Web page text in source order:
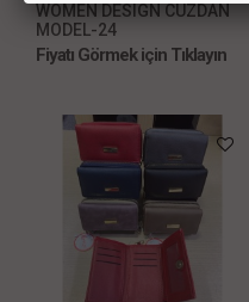
WOMEN DESIGN CÜZDAN
MODEL-24
Fiyatı Görmek için Tıklayın